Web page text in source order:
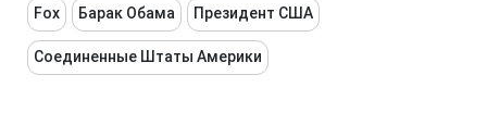
Fox Барак Обама Президент США
Соединенные Штаты Америки